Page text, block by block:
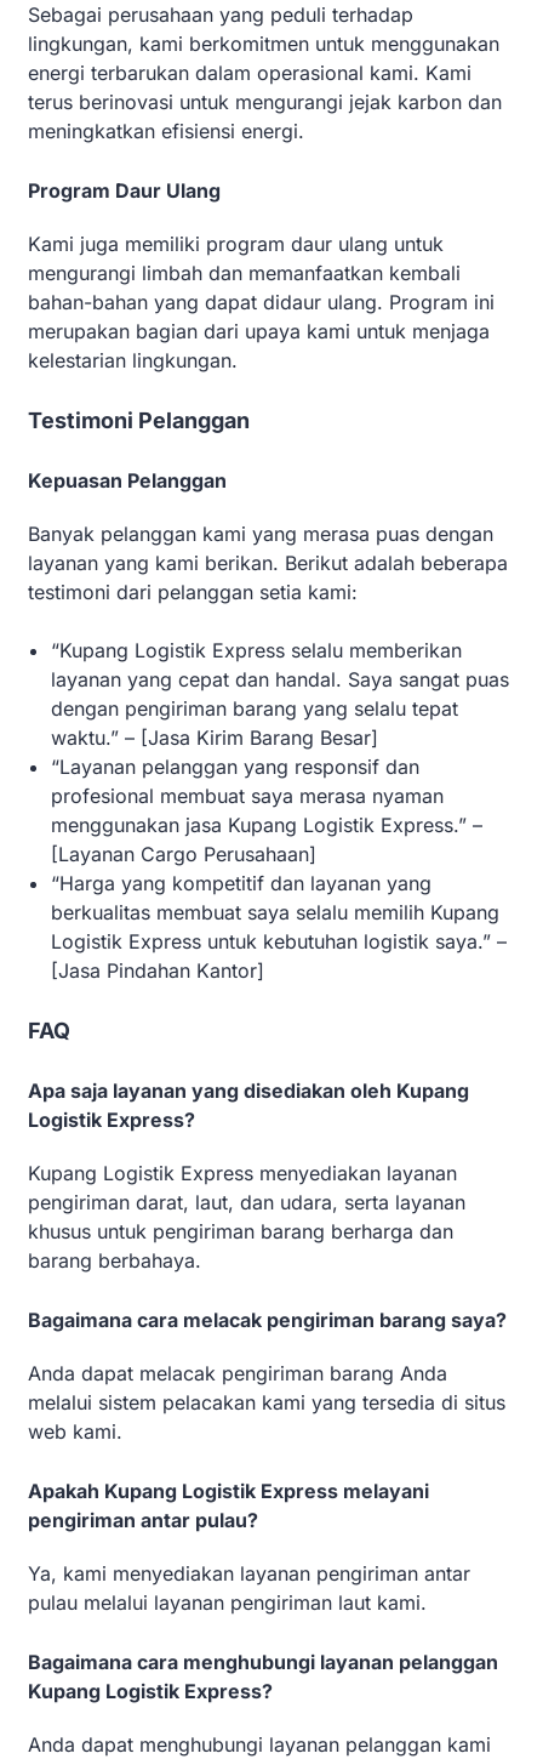
Sebagai perusahaan yang peduli terhadap
lingkungan, kami berkomitmen untuk menggunakan
energi terbarukan dalam operasional kami. Kami
terus berinovasi untuk mengurangi jejak karbon dan
meningkatkan efisiensi energi.
Program Daur Ulang
Kami juga memiliki program daur ulang untuk
mengurangi limbah dan memanfaatkan kembali
bahan-bahan yang dapat didaur ulang. Program ini
merupakan bagian dari upaya kami untuk menjaga
kelestarian lingkungan.
Testimoni Pelanggan
Kepuasan Pelanggan
Banyak pelanggan kami yang merasa puas dengan
layanan yang kami berikan. Berikut adalah beberapa
testimoni dari pelanggan setia kami:
“Kupang Logistik Express selalu memberikan
layanan yang cepat dan handal. Saya sangat puas
dengan pengiriman barang yang selalu tepat
waktu.” – [Jasa Kirim Barang Besar]
“Layanan pelanggan yang responsif dan
profesional membuat saya merasa nyaman
menggunakan jasa Kupang Logistik Express.” –
[Layanan Cargo Perusahaan]
“Harga yang kompetitif dan layanan yang
berkualitas membuat saya selalu memilih Kupang
Logistik Express untuk kebutuhan logistik saya.” –
[Jasa Pindahan Kantor]
FAQ
Apa saja layanan yang disediakan oleh Kupang
Logistik Express?
Kupang Logistik Express menyediakan layanan
pengiriman darat, laut, dan udara, serta layanan
khusus untuk pengiriman barang berharga dan
barang berbahaya.
Bagaimana cara melacak pengiriman barang saya?
Anda dapat melacak pengiriman barang Anda
melalui sistem pelacakan kami yang tersedia di situs
web kami.
Apakah Kupang Logistik Express melayani
pengiriman antar pulau?
Ya, kami menyediakan layanan pengiriman antar
pulau melalui layanan pengiriman laut kami.
Bagaimana cara menghubungi layanan pelanggan
Kupang Logistik Express?
Anda dapat menghubungi layanan pelanggan kami